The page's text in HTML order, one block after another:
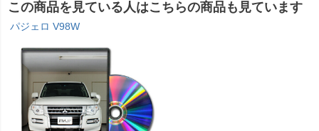
この商品を見ている人はこちらの商品も見ています
パジェロ V98W